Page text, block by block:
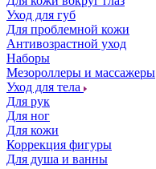
Уход для губ
Для проблемной кожи
Антивозрастной уход
Наборы
Мезороллеры и массажеры
Уход для тела
Для рук
Для ног
Для кожи
Коррекция фигуры
Для душа и ванны